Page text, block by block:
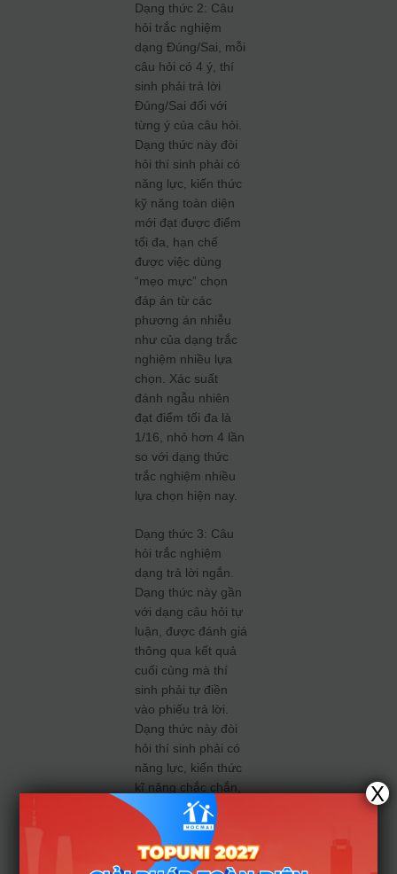
Dạng thức 2: Câu
hỏi trắc nghiệm
dạng Đúng/Sai, mỗi
câu hỏi có 4 ý, thí
sinh phải trả lời
Đúng/Sai đối với
từng ý của câu hỏi.
Dạng thức này đòi
hỏi thí sinh phải có
năng lực, kiến thức
kỹ năng toàn diện
mới đạt được điểm
tối đa, hạn chế
được việc dùng
“mẹo mực” chọn
đáp án từ các
phương án nhiễu
như của dạng trắc
nghiệm nhiều lựa
chọn. Xác suất
đánh ngẫu nhiên
đạt điểm tối đa là
1/16, nhỏ hơn 4 lần
so với dạng thức
trắc nghiệm nhiều
lựa chọn hiện nay.
Dạng thức 3: Câu
hỏi trắc nghiệm
dạng trả lời ngắn.
Dạng thức này gần
với dạng câu hỏi tự
luận, được đánh giá
thông qua kết quả
cuối cùng mà thí
sinh phải tự điền
vào phiếu trả lời.
Dạng thức này đòi
hỏi thí sinh phải có
năng lực, kiến thức
kĩ năng chắc chắn,
hạn chế được việc
dùng “mẹo mực”
chọn đáp án từ các
phương án nhiễu
X